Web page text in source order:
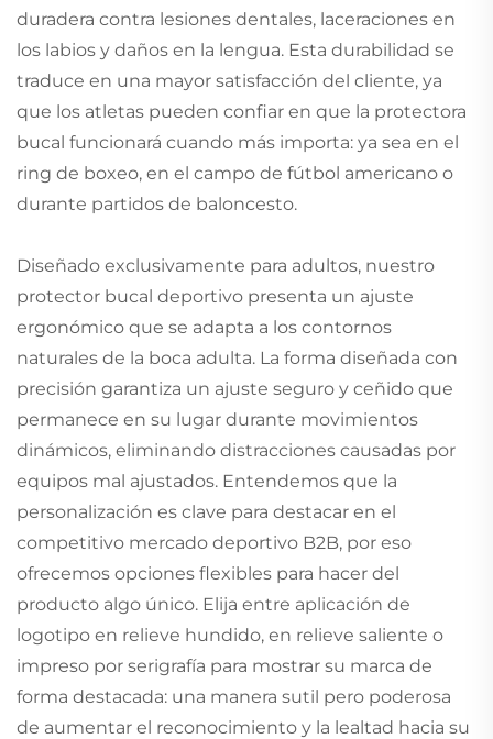
duradera contra lesiones dentales, laceraciones en
los labios y daños en la lengua. Esta durabilidad se
traduce en una mayor satisfacción del cliente, ya
que los atletas pueden confiar en que la protectora
bucal funcionará cuando más importa: ya sea en el
ring de boxeo, en el campo de fútbol americano o
durante partidos de baloncesto.
Diseñado exclusivamente para adultos, nuestro
protector bucal deportivo presenta un ajuste
ergonómico que se adapta a los contornos
naturales de la boca adulta. La forma diseñada con
precisión garantiza un ajuste seguro y ceñido que
permanece en su lugar durante movimientos
dinámicos, eliminando distracciones causadas por
equipos mal ajustados. Entendemos que la
personalización es clave para destacar en el
competitivo mercado deportivo B2B, por eso
ofrecemos opciones flexibles para hacer del
producto algo único. Elija entre aplicación de
logotipo en relieve hundido, en relieve saliente o
impreso por serigrafía para mostrar su marca de
forma destacada: una manera sutil pero poderosa
de aumentar el reconocimiento y la lealtad hacia su